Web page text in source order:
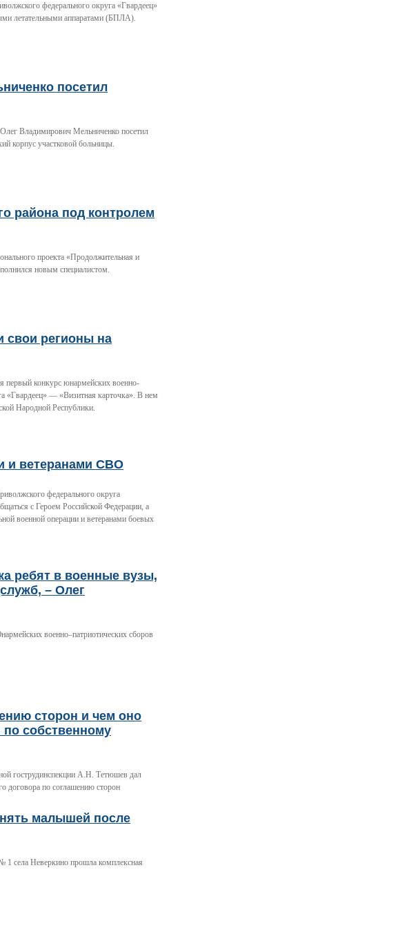
федерального округа «Гвардеец»
летательными аппаратами (БПЛА).
посетил
Владимирович Мельниченко посетил
корпус участковой больницы.
района под контролем
проекта «Продолжительная и
новым специалистом.
свои регионы на
первый конкурс юнармейских военно-
«Гвардеец» — «Визитная карточка». В нем
Народной Республики.
и ветеранами СВО
федерального округа
с Героем Российской Федерации, а
военной операции и ветеранами боевых
ребят в военные вузы,
– Олег
военно–патриотических сборов
сторон и чем оно
по собственному
гострудинспекции А.Н. Тетюшев дал
договора по соглашению сторон
малышей после
1 села Неверкино прошла комплексная